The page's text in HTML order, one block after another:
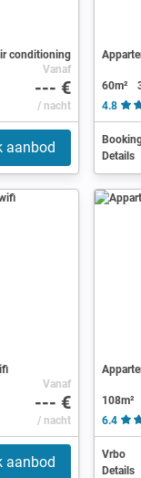
conditioning
Vanaf
--- €
/ nacht
aanbod
60m²
4.8
Details
Vanaf
--- €
/ nacht
aanbod
108m²
6.4
Vrbo
Details